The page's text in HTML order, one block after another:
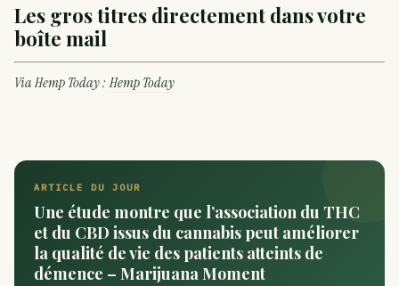
Les gros titres directement dans votre
boîte mail
Via Hemp Today :Hemp Today
ARTICLE DU JOUR
Une étude montre que l’association du THC
et du CBD issus du cannabis peut améliorer
la qualité de vie des patients atteints de
démence – Marijuana Moment